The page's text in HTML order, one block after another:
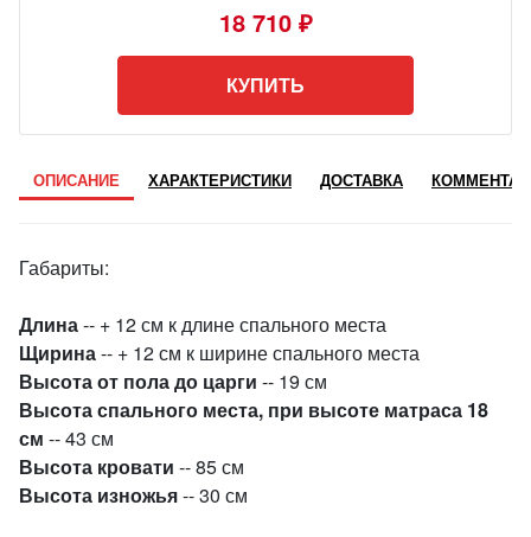
18 710 ₽
КУПИТЬ
ОПИСАНИЕ ХАРАКТЕРИСТИКИ ДОСТАВКА
Габариты:
Длина-- + 12 см к длине спального места
Щирина-- + 12 см к ширине спального места
Высота от пола до царги -- 19 см
Высота спального места, при высоте матраса 18
см -- 43 см
Высота кровати -- 85 см
Высота изножья-- 30 см